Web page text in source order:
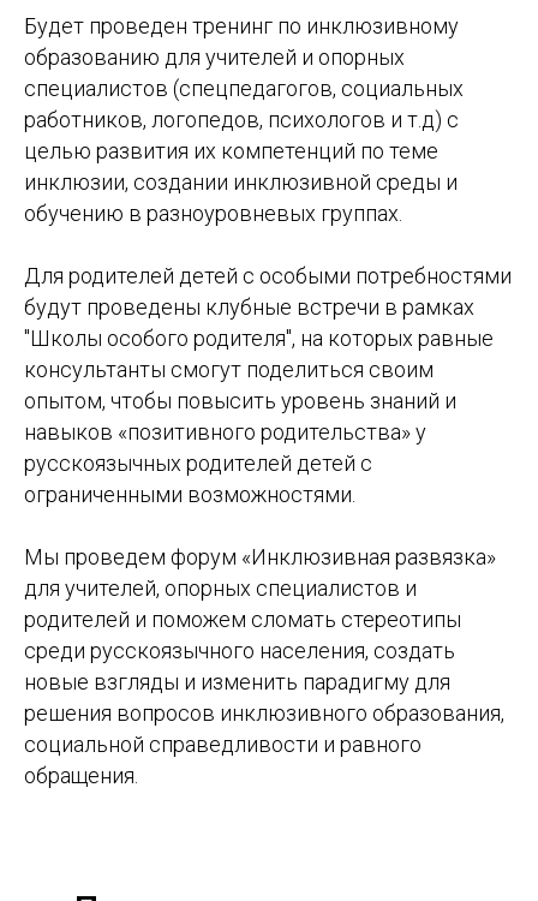
Будет проведен тренинг по инклюзивному
образованию для учителей и опорных
специалистов (спецпедагогов, социальных
работников, логопедов, психологов и т.д) с
целью развития их компетенций по теме
инклюзии, создании инклюзивной среды и
обучению в разноуровневых группах.
Для родителей детей с особыми потребностями
будут проведены клубные встречи в рамках
"Школы особого родителя", на которых равные
консультанты смогут поделиться своим
опытом, чтобы повысить уровень знаний и
навыков «позитивного родительства» у
русскоязычных родителей детей с
ограниченными возможностями.
Мы проведем форум «Инклюзивная развязка»
для учителей, опорных специалистов и
родителей и поможем сломать стереотипы
среди русскоязычного населения, создать
новые взгляды и изменить парадигму для
решения вопросов инклюзивного образования,
социальной справедливости и равного
обращения.